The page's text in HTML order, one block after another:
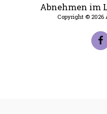
Abnehmen im
Copyright © 2026